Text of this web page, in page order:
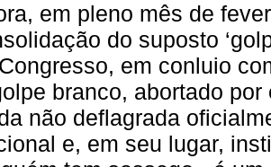
em pleno mês de
do suposto
em conluio
branco, abortado
não deflagrada
e, em seu lugar,